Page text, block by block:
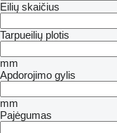
Eilių skaičius
Tarpueilių plotis
mm
Apdorojimo gylis
mm
Pajėgumas